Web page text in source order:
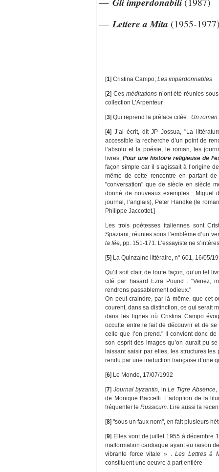
— Lettere a Mita (1955-
[1]Cristina Campo,Les impardonnables
[2]Ces méditationsn’ont été réunies
collection L’Arpenteur
[3]Qui reprend la préface citée : Un
[4]J’ai écrit, dit JP Jossua, "La
accessible la recherche d’un point de
l’absolu et la poésie, le roman, les
livres,Pour une histoire religieuse de
façon simple car il s’agissait à l’origine
même de cette rencontre en partant
"conversation" que de siècle en siècle
donné de nouveaux exemples : Miguel
journal, l’anglais), Peter Handke (le
Philippe Jaccottet.]
Les trois poétesses italiennes sont
Spaziani, réunies sous l’emblème d’un
la fée , pp. 151-171. L’essayiste ne
[5] La Quinzaine littéraire, n° 601, 16/05/
Qu’il soit clair, de toute façon, qu’un tel
cité par hasard Ezra Pound : "Venez,
rendrons passablement odieux."
On peut craindre, par là même, que cet
courent, dans sa distinction, ce qui serait
dans les lignes où Cristina Campo
occulte entre le fait de découvrir et de
celle que l’on prend." Il convient donc
son esprit des images qu’on aurait pu
laissant saisir par elles, les structures les
rendu par une traduction française d’une
[6] Le Monde, 17/07/1992
[7]Journal byzantin , inLe Tigre Absence,
de Monique Baccelli. L’adoption de la
fréquenter leRussicum . Lire aussi la
[8]"sous un faux nom", en fait plusieurs
[9] Elles vont de juillet 1955 à décembre
malformation cardiaque ayant eu raison
vibrante force vitale » .Les Lettres à
constituent une oeuvre à part entière